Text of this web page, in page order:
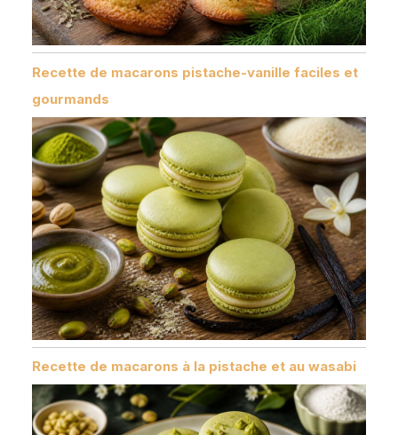
Recette de macarons pistache-vanille faciles et
gourmands
Recette de macarons à la pistache et au wasabi